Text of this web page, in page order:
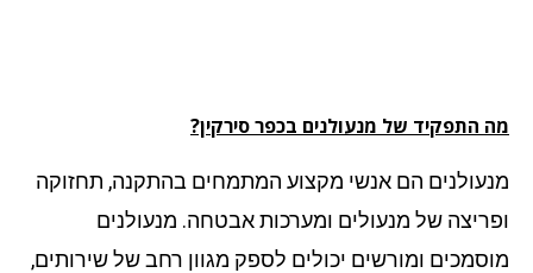
התפקיד של מנעולנים בכפר סירקין?
הם אנשי מקצוע המתמחים בהתקנה, תחזוקה
של מנעולים ומערכות אבטחה. מנעולנים
ומורשים יכולים לספק מגוון רחב של שירותים,